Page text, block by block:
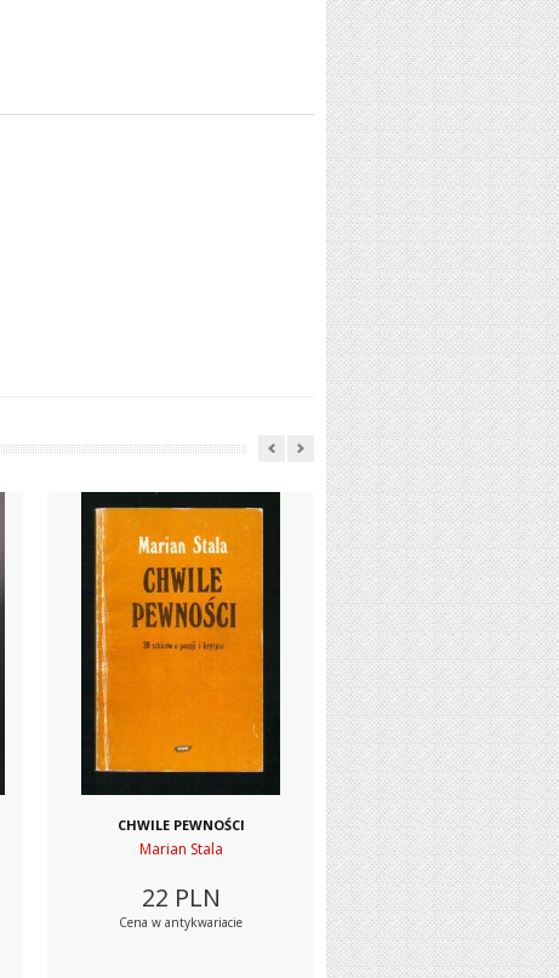
CHWILE PEWNOŚCI
Marian Stala
22 PLN
Cena w antykwariacie